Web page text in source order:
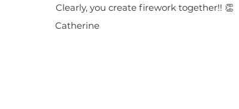
Clearly, you create firework together!! 👏
Catherine